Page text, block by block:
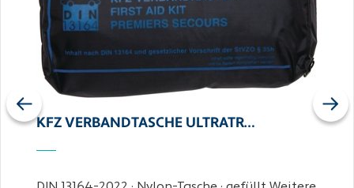
KFZ VERBANDTASCHE ULTRATR…
Previous Next